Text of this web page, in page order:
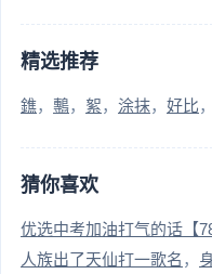
精选推荐
鐎 鷒 絮 涂抹 好比
猜你喜欢
优选中考加油打气的话【78
人族出了天仙打一歌名